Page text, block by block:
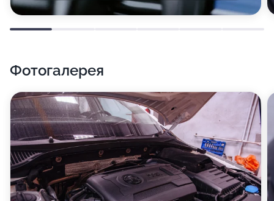
Фотогалерея